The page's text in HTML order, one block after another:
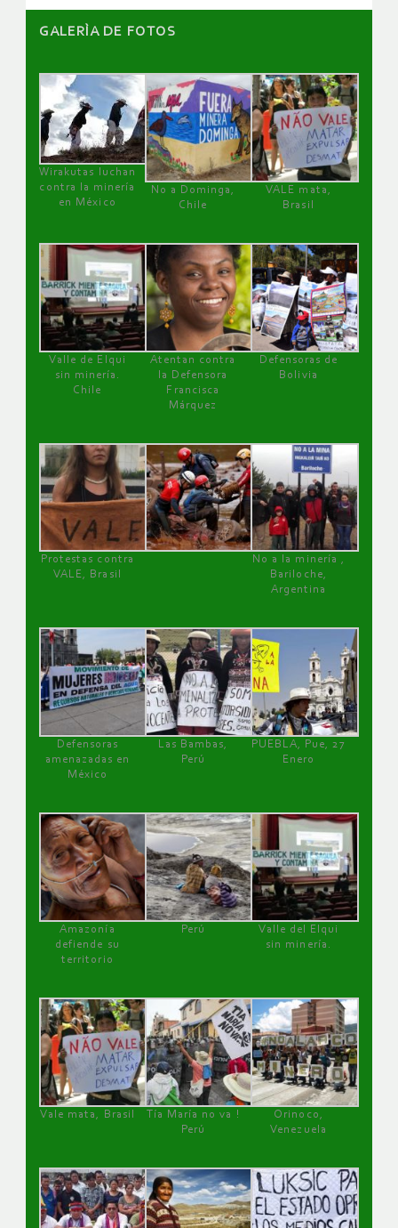
GALERÌA DE FOTOS
Wirakutas luchan
contra la minería
en México
No a Dominga,
Chile
VALE mata,
Brasil
Valle de Elqui
sin minería.
Chile
Atentan contra
la Defensora
Francisca
Márquez
Defensoras de
Bolivia
Protestas contra
VALE, Brasil
No a la minería ,
Bariloche,
Argentina
Defensoras
amenazadas en
México
Las Bambas,
Perú
PUEBLA, Pue, 27
Enero
Amazonía
defiende su
territorio
Perú
Valle del Elqui
sin minería.
Vale mata, Brasil
Tía María no va !
Perú
Orinoco,
Venezuela